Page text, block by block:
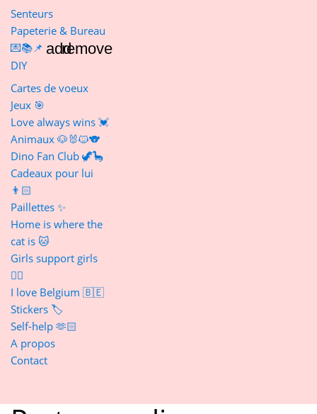
Senteurs
Papeterie & Bureau
💌📚📌 addremove
DIY
Cartes de voeux
Jeux 🎯
Love always wins 💓
Animaux 🐶🐰🐱🐨
Dino Fan Club 🦖🦕
Cadeaux pour lui
👨🏻
Paillettes ✨
Home is where the
cat is 🐱
Girls support girls
👯‍♀️
I love Belgium 🇧🇪
Stickers 🏷️
Self-help 🫶🏻
A propos
Contact